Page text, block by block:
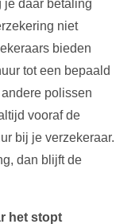
je daar betaling
niet
bieden
tot een bepaald
polissen
vooraf de
bij je verzekeraar.
dan blijft de
het stopt